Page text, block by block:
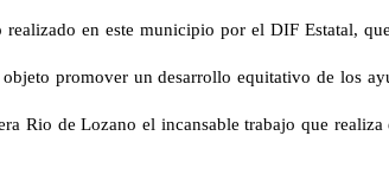
en este municipio por el DIF Estatal,
promover un desarrollo equitativo de los
Rio de Lozano el incansable trabajo que realiza